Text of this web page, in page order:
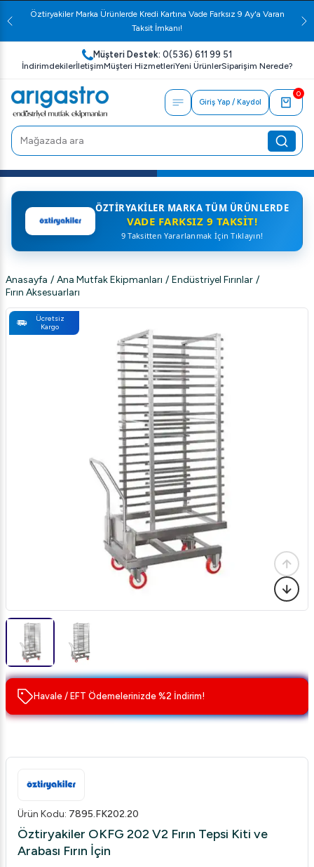
Öztiryakiler Marka Ürünlerde Kredi Kartına Vade Farksız 9 Ay'a Varan
Taksit İmkanı!
Müşteri Destek: 0(536) 611 99 51
İndirimdekilerİletişimMüşteri HizmetleriYeni ÜrünlerSiparişim Nerede?
Giriş Yap / Kaydol
0
ÖZTIRYAKILER MARKA TÜM ÜRÜNLERDE
VADE FARKSIZ 9 TAKSIT!
9 Taksitten Yararlanmak İçin Tıklayın!
Anasayfa / Ana Mutfak Ekipmanları / Endüstriyel Fırınlar /
Fırın Aksesuarları
Ücretsiz
Kargo
Havale / EFT Ödemelerinizde %2 İndirim!
Ürün Kodu: 7895.FK202.20
Öztiryakiler OKFG 202 V2 Fırın Tepsi Kiti ve
Arabası Fırın İçin